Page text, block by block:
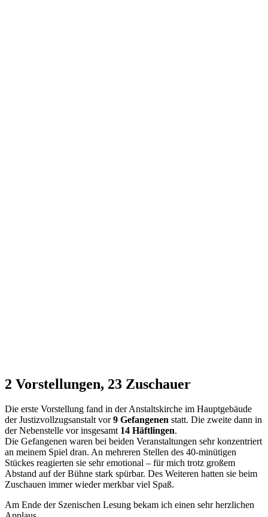
2 Vorstellungen, 23 Zuschauer
Die erste Vorstellung fand in der Anstaltskirche im Hauptgebäude
der Justizvollzugsanstalt vor9 Gefangenen statt. Die zweite dann in
der Nebenstelle vor insgesamt 14 Häftlingen.
Die Gefangenen waren bei beiden Veranstaltungen sehr konzentriert
an meinem Spiel dran. An mehreren Stellen des 40-minütigen
Stückes reagierten sie sehr emotional – für mich trotz großem
Abstand auf der Bühne stark spürbar. Des Weiteren hatten sie beim
Zuschauen immer wieder merkbar viel Spaß.
Am Ende der Szenischen Lesung bekam ich einen sehr herzlichen